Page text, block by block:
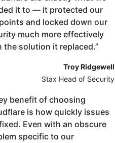
it to — it protected our
and locked down our
much more effectively
the solution it replaced.”
Troy Ridgewell
Stax Head of Security
benefit of choosing
is how quickly issues
Even with an obscure
specific to our